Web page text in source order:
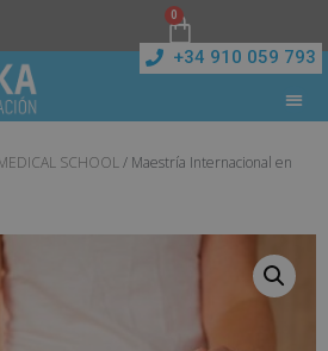
0
+34 910 059 793
SCHOOL/ Maestría Internacional en